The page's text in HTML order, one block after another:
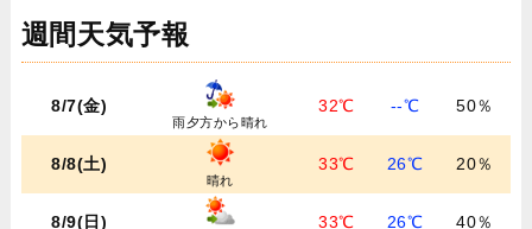
週間天気予報
8/7(金)
雨夕方から晴れ
32℃ --℃ 50％
8/8(土)
晴れ
33℃ 26℃ 20％
8/9(日) 33℃ 26℃ 40％